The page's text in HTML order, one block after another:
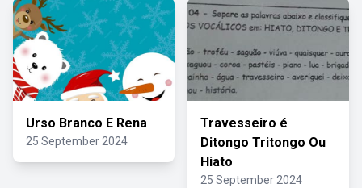
Urso Branco E Rena
25 September 2024
Travesseiro é
Ditongo Tritongo Ou
Hiato
25 September 2024